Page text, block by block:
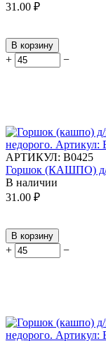
31.00 ₽
В корзину
+ −
АРТИКУЛ: В0425
Горшок (КАШПО) д/
В наличии
31.00 ₽
В корзину
+ −